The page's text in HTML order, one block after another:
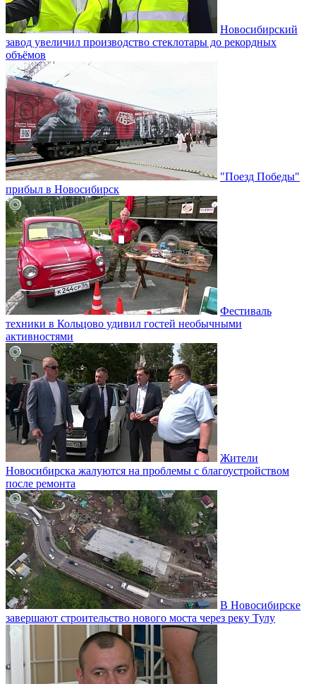
Новосибирский
завод увеличил производство стеклотары до рекордных
объёмов
"Поезд Победы"
прибыл в Новосибирск
Фестиваль
техники в Кольцово удивил гостей необычными
активностями
Жители
Новосибирска жалуются на проблемы с благоустройством
после ремонта
В Новосибирске
завершают строительство нового моста через реку Тулу